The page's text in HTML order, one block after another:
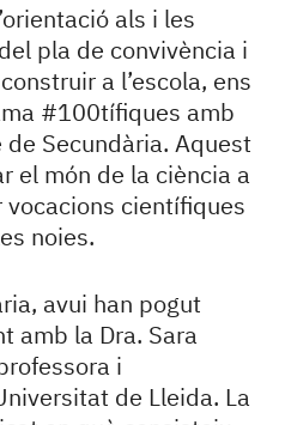
als i les
pla de convivència i
a l’escola, ens
#100tífiques amb
de Secundària. Aquest
el món de la ciència a
vocacions científiques
noies.
avui han pogut
amb la Dra. Sara
i
de Lleida. La